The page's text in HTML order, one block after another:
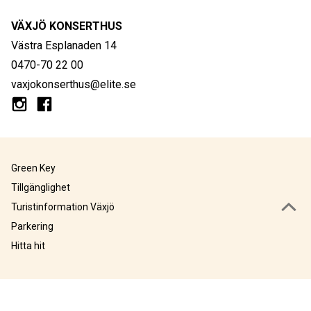
VÄXJÖ KONSERTHUS
Västra Esplanaden 14
0470-70 22 00
vaxjokonserthus@elite.se
Green Key
Tillgänglighet
Turistinformation Växjö
Parkering
Hitta hit